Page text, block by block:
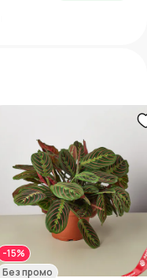
-15%
Без промо